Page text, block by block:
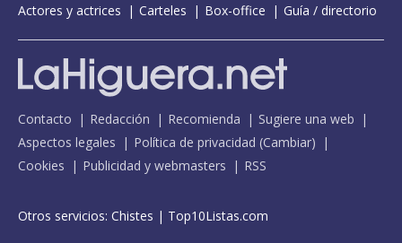
Actores y actrices
Carteles Box-office Guía / directorio
Contacto Redacción Recomienda
Sugiere una web
Aspectos legales
Política de privacidad (Cambiar)
Cookies
Publicidad y webmasters RSS
Otros servicios: Chistes | Top10Listas.com